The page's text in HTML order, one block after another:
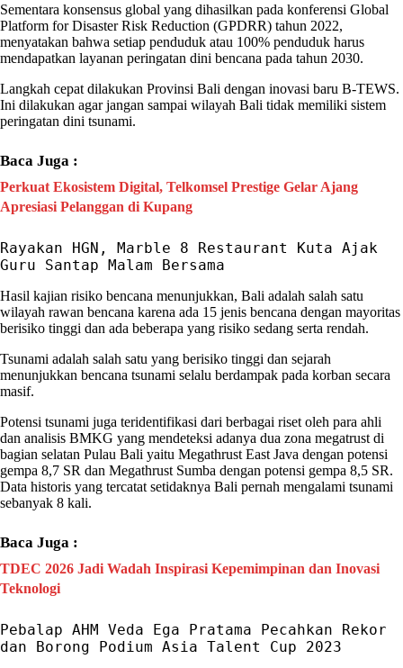
Sementara konsensus global yang dihasilkan pada konferensi Global
Platform for Disaster Risk Reduction (GPDRR) tahun 2022,
menyatakan bahwa setiap penduduk atau 100% penduduk harus
mendapatkan layanan peringatan dini bencana pada tahun 2030.
Langkah cepat dilakukan Provinsi Bali dengan inovasi baru B-TEWS.
Ini dilakukan agar jangan sampai wilayah Bali tidak memiliki sistem
peringatan dini tsunami.
Baca Juga :
Perkuat Ekosistem Digital, Telkomsel Prestige Gelar Ajang
Apresiasi Pelanggan di Kupang
Rayakan HGN, Marble 8 Restaurant Kuta Ajak
Guru Santap Malam Bersama
Hasil kajian risiko bencana menunjukkan, Bali adalah salah satu
wilayah rawan bencana karena ada 15 jenis bencana dengan mayoritas
berisiko tinggi dan ada beberapa yang risiko sedang serta rendah.
Tsunami adalah salah satu yang berisiko tinggi dan sejarah
menunjukkan bencana tsunami selalu berdampak pada korban secara
masif.
Potensi tsunami juga teridentifikasi dari berbagai riset oleh para ahli
dan analisis BMKG yang mendeteksi adanya dua zona megatrust di
bagian selatan Pulau Bali yaitu Megathrust East Java dengan potensi
gempa 8,7 SR dan Megathrust Sumba dengan potensi gempa 8,5 SR.
Data historis yang tercatat setidaknya Bali pernah mengalami tsunami
sebanyak 8 kali.
Baca Juga :
TDEC 2026 Jadi Wadah Inspirasi Kepemimpinan dan Inovasi
Teknologi
Pebalap AHM Veda Ega Pratama Pecahkan Rekor
dan Borong Podium Asia Talent Cup 2023